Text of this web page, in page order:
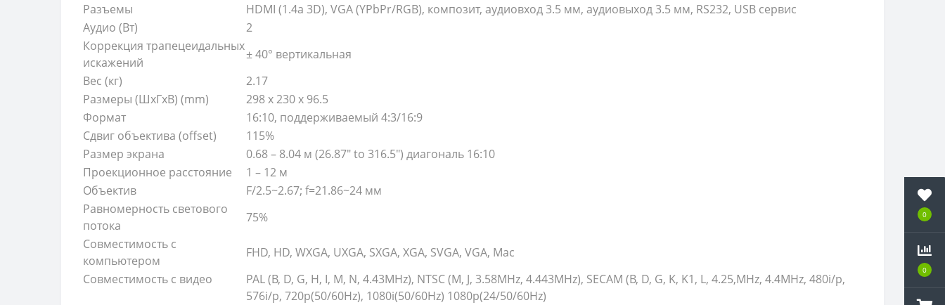
0
0
Разъемы
HDMI (1.4a 3D), VGA (YPbPr/RGB), композит, аудиовход 3.5 мм, аудиовыход 3.5 мм, RS232, USB сервис
Аудио (Вт)
2
Коррекция трапецеидальных
искажений
± 40° вертикальная
Вес (кг)
2.17
Размеры (ШхГхВ) (mm)
298 x 230 x 96.5
Формат
16:10, поддерживаемый 4:3/16:9
Сдвиг объектива (offset)
115%
Размер экрана
0.68 – 8.04 м (26.87" to 316.5") диагональ 16:10
Проекционное расстояние
1 – 12 м
Объектив
F/2.5~2.67; f=21.86~24 мм
Равномерность светового
потока
75%
Совместимость с
компьютером
FHD, HD, WXGA, UXGA, SXGA, XGA, SVGA, VGA, Mac
Совместимость с видео
PAL (B, D, G, H, I, M, N, 4.43MHz), NTSC (M, J, 3.58MHz, 4.443MHz), SECAM (B, D, G, K, K1, L, 4.25,MHz, 4.4MHz, 480i/p,
576i/p, 720p(50/60Hz), 1080i(50/60Hz) 1080p(24/50/60Hz)